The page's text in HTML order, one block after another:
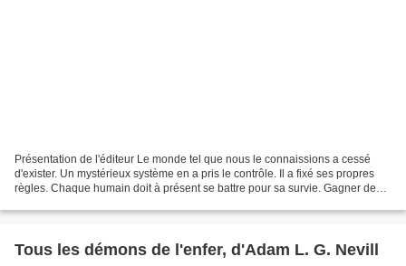
Présentation de l'éditeur Le monde tel que nous le connaissions a cessé
d'exister. Un mystérieux système en a pris le contrôle. Il a fixé ses propres
règles. Chaque humain doit à présent se battre pour sa survie. Gagner de
Tous les démons de l'enfer, d'Adam L. G. Nevill